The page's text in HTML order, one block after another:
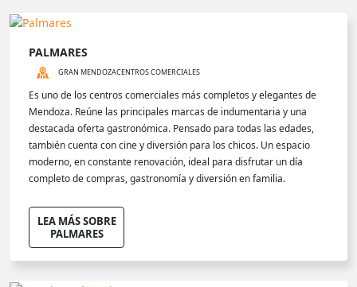
PALMARES
GRAN MENDOZACENTROS COMERCIALES
Es uno de los centros comerciales más completos y elegantes de
Mendoza. Reúne las principales marcas de indumentaria y una
destacada oferta gastronómica. Pensado para todas las edades,
también cuenta con cine y diversión para los chicos. Un espacio
moderno, en constante renovación, ideal para disfrutar un día
completo de compras, gastronomía y diversión en familia.
LEA MÁS SOBRE
PALMARES